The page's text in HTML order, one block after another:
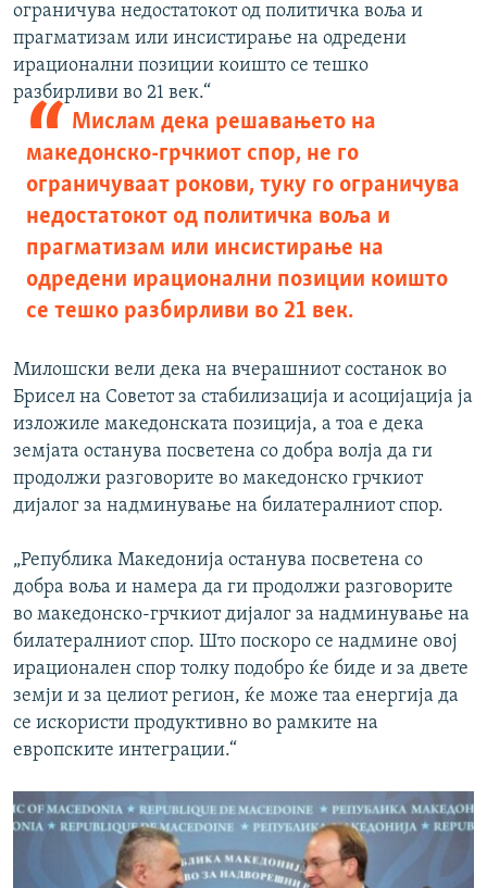
ограничува недостатокот од политичка воља и
прагматизам или инсистирање на одредени
ирационални позиции коишто се тешко
разбирливи во 21 век.“
Мислам дека решавањето на
македонско-грчкиот спор, не го
ограничуваат рокови, туку го ограничува
недостатокот од политичка воља и
прагматизам или инсистирање на
одредени ирационални позиции коишто
се тешко разбирливи во 21 век.
Милошски вели дека на вчерашниот состанок во
Брисел на Советот за стабилизација и асоцијација ја
изложиле македонската позиција, а тоа е дека
земјата останува посветена со добра волја да ги
продолжи разговорите во македонско грчкиот
дијалог за надминување на билатералниот спор.
„Република Македонија останува посветена со
добра воља и намера да ги продолжи разговорите
во македонско-грчкиот дијалог за надминување на
билатералниот спор. Што поскоро се надмине овој
ирационален спор толку подобро ќе биде и за двете
земји и за целиот регион, ќе може таа енергија да
се искористи продуктивно во рамките на
европските интеграции.“